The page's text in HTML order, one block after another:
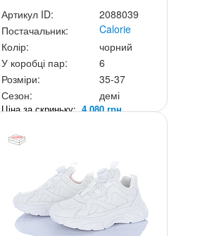
Артикул ID:
2088039
Постачальник:
Calorie
Колір:
чорний
У коробці пар:
6
Розміри:
35-37
Сезон:
демі
Ціна за скриньку:4 080 грн.